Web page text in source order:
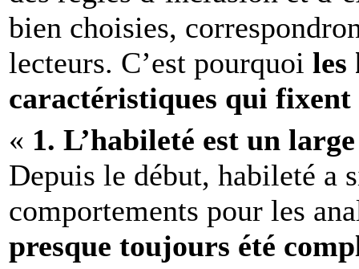
bien choisies,
lecteurs. C’est pourquoi les
caractéristiques qui fixent
« 1. L’habileté est un
Depuis le début, habileté a
comportements pour les
presque toujours été